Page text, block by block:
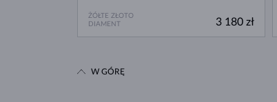
ŻÓŁTE ZŁOTO
DIAMENT
3 180 zł
W GÓRĘ